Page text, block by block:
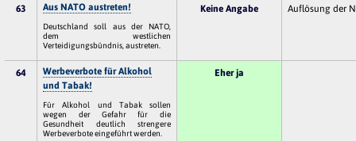
63 Aus NATO austreten!
Deutschland soll aus der NATO,
dem westlichen
Verteidigungsbündnis, austreten.
Keine Angabe Auflösung der
64
Werbeverbote für Alkohol
und Tabak!
Für Alkohol und Tabak sollen
wegen der Gefahr für die
Gesundheit deutlich strengere
Werbeverbote eingeführt werden.
Eher ja